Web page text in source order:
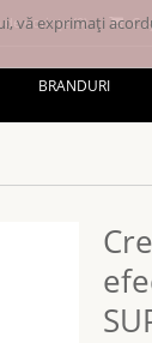
de dorințe (0)
BRANDURI
vă exprimați